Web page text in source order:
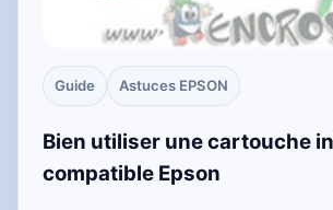
Guide Astuces EPSON
Bien utiliser une cartouche
compatible Epson